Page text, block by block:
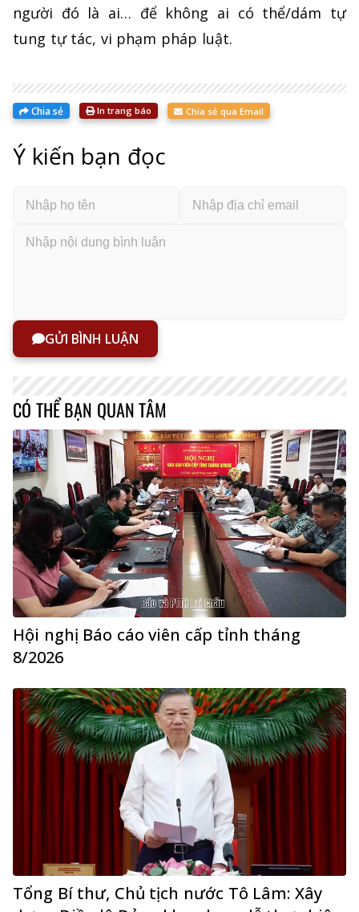
người đó là ai… để không ai có thể/dám tự
tung tự tác, vi phạm pháp luật.
Chia sẻ In trang báo Chia sẻ qua Email
Ý kiến bạn đọc
GỬI BÌNH LUẬN
CÓ THỂ BẠN QUAN TÂM
Hội nghị Báo cáo viên cấp tỉnh tháng
8/2026
Tổng Bí thư, Chủ tịch nước Tô Lâm: Xây